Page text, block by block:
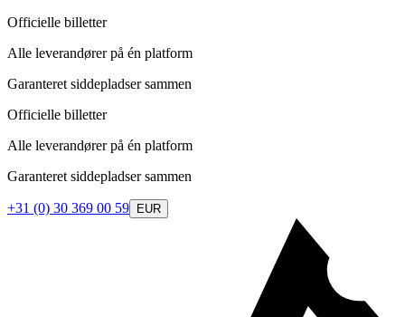
Officielle billetter
Alle leverandører på én platform
Garanteret siddepladser sammen
Officielle billetter
Alle leverandører på én platform
Garanteret siddepladser sammen
+31 (0) 30 369 00 59 EUR